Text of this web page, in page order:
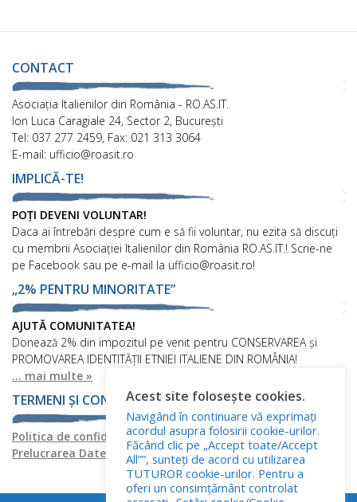
CONTACT
Asociaţia Italienilor din România - RO.AS.IT.
Ion Luca Caragiale 24, Sector 2, București
Tel: 037 277 2459, Fax: 021 313 3064
E-mail: ufficio@roasit.ro
IMPLICĂ-TE!
POȚI DEVENI VOLUNTAR!
Daca ai întrebări despre cum e să fii voluntar, nu ezita să discuți
cu membrii Asociației Italienilor din România RO.AS.IT.! Scrie-ne
pe Facebook sau pe e-mail la ufficio@roasit.ro!
„2% PENTRU MINORITATE”
AJUTĂ COMUNITATEA!
Donează 2% din impozitul pe venit pentru CONSERVAREA și
PROMOVAREA IDENTITĂȚII ETNIEI ITALIENE DIN ROMÂNIA!
... mai multe »
TERMENI ȘI CONDIȚII
Politica de confidențialitatePolitica privind fișierele cookies
Prelucrarea Datelor cu Caracter Personal
Acest site folosește cookies.
Navigând în continuare vă exprimați
acordul asupra folosirii cookie-urilor.
Făcând clic pe „Accept toate/Accept
All””, sunteți de acord cu utilizarea
TUTUROR cookie-urilor. Pentru a
oferi un consimțământ controlat